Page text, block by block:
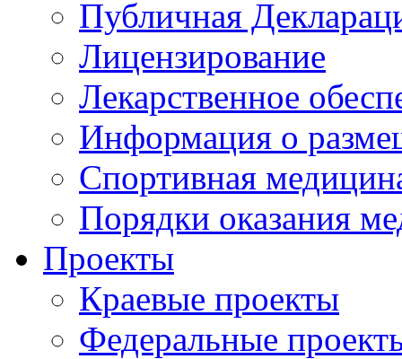
Публичная
Лицензирование
Лекарственное
Информация о
Спортивная
Порядки оказания
Проекты
Краевые проекты
Федеральные